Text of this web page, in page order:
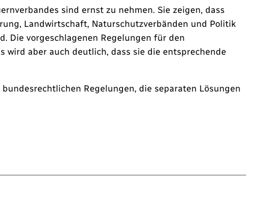
sind ernst zu nehmen. Sie zeigen, dass
Landwirtschaft, Naturschutzverbänden und Politik
Die vorgeschlagenen Regelungen für den
aber auch deutlich, dass sie die entsprechende
Regelungen, die separaten Lösungen